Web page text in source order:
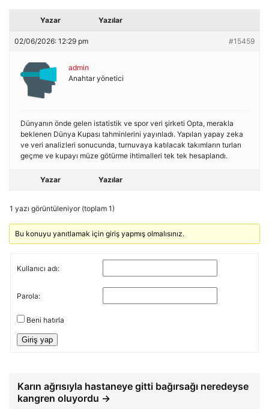
Yazar Yazılar
02/06/2026: 12:29 pm #15459
admin
Anahtar yönetici
Dünyanın önde gelen istatistik ve spor veri şirketi Opta, merakla
beklenen Dünya Kupası tahminlerini yayınladı. Yapılan yapay zeka
ve veri analizleri sonucunda, turnuvaya katılacak takımların turları
geçme ve kupayı müze götürme ihtimalleri tek tek hesaplandı.
Yazar Yazılar
1 yazı görüntüleniyor (toplam 1)
Bu konuyu yanıtlamak için giriş yapmış olmalısınız.
Kullanıcı adı:
Parola:
Beni hatırla
Giriş yap
Karın ağrısıyla hastaneye gitti bağırsağı neredeyse
kangren oluyordu →